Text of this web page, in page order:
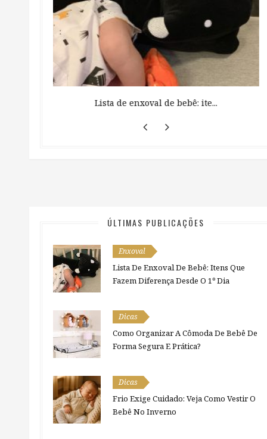
Lista de enxoval de bebê: ite...
ÚLTIMAS PUBLICAÇÕES
Enxoval
Lista De Enxoval De Bebê: Itens Que
Fazem Diferença Desde O 1º Dia
Dicas
Como Organizar A Cômoda De Bebê De
Forma Segura E Prática?
Dicas
Frio Exige Cuidado: Veja Como Vestir O
Bebê No Inverno